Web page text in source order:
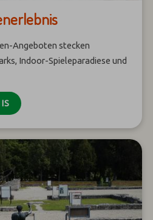
Angeboten stecken
Indoor-Spieleparadiese und